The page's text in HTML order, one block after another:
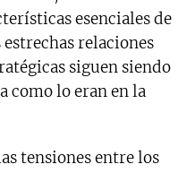
esenciales de
relaciones
siguen siendo
como lo eran en la
tensiones entre los